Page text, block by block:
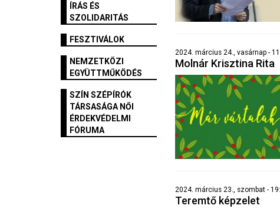
ÍRÁS ÉS
SZOLIDARITÁS
FESZTIVÁLOK
NEMZETKÖZI
EGYÜTTMŰKÖDÉS
SZÍN SZÉPÍRÓK
TÁRSASÁGA NŐI
ÉRDEKVÉDELMI
FÓRUMA
2024. március 24., vasárnap -
Molnár Krisztina Rita
2024. március 23., szombat -
Teremtő képzelet